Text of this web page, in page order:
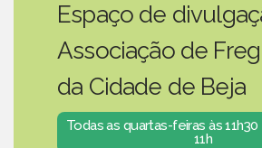
Espaço de
Associação de
da Cidade de Beja
Todas as quartas-feiras às
11h